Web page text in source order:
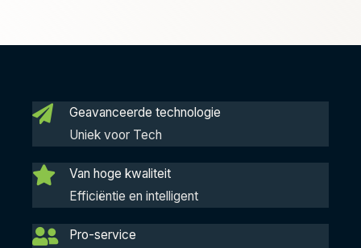
Geavanceerde technologie
Uniek voor Tech
Van hoge kwaliteit
Efficiëntie en intelligent
Pro-service